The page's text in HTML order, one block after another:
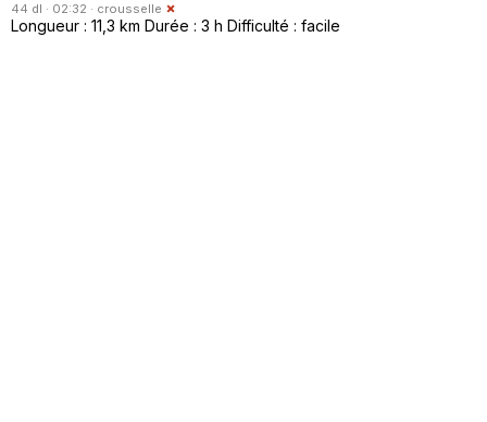
44 dl · 02:32 · crousselle
Longueur : 11,3 km Durée : 3 h Difficulté : facile